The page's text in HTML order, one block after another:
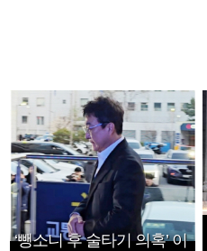
‘뺑소니 후 술타기 의혹’ 이